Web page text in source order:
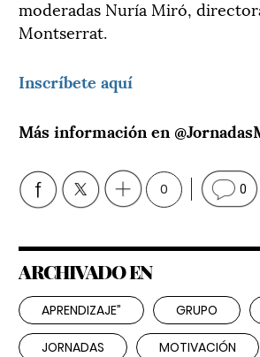
moderadas Nuría Miró,
Montserrat.
Inscríbete aquí
Más información en
0 0
ARCHIVADO EN
APRENDIZAJE” GRUPO
JORNADAS MOTIVACIÓN